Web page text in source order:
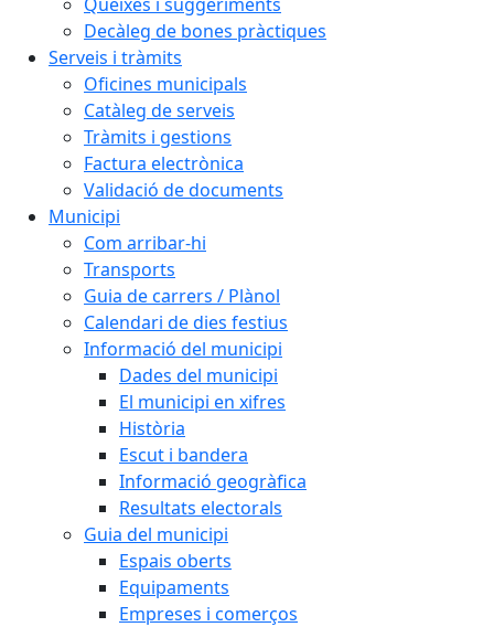
Decàleg de bones pràctiques
Serveis i tràmits
Oficines municipals
Catàleg de serveis
Tràmits i gestions
Factura electrònica
Validació de documents
Municipi
Com arribar-hi
Transports
Guia de carrers / Plànol
Calendari de dies festius
Informació del municipi
Dades del municipi
El municipi en xifres
Història
Escut i bandera
Informació geogràfica
Resultats electorals
Guia del municipi
Espais oberts
Equipaments
Empreses i comerços